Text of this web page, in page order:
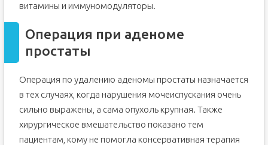
витамины и иммуномодуляторы.
Операция при аденоме
простаты
Операция по удалению аденомы простаты назначается
в тех случаях, когда нарушения мочеиспускания очень
сильно выражены, а сама опухоль крупная. Также
хирургическое вмешательство показано тем
пациентам, кому не помогла консервативная терапия